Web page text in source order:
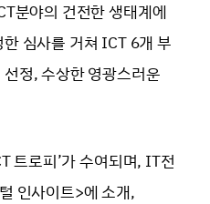
분야의 건전한 생태계에
심사를 거쳐 ICT 6개 부
정, 수상한 영광스러운
트로피’가 수여되며, IT전
인사이트>에 소개,